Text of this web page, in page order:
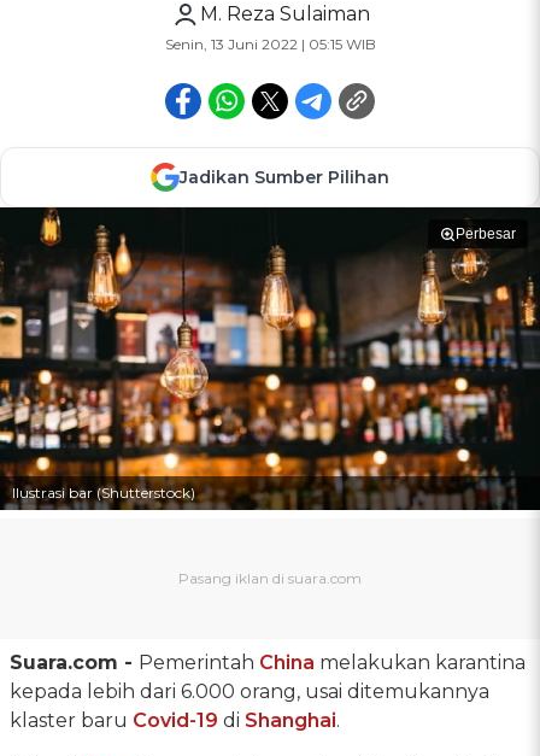
M. Reza Sulaiman
Senin, 13 Juni 2022 | 05:15 WIB
Jadikan Sumber Pilihan
Perbesar
Ilustrasi bar (Shutterstock)
Suara.com - Pemerintah China melakukan karantina
kepada lebih dari 6.000 orang, usai ditemukannya
klaster baru Covid-19 di Shanghai.